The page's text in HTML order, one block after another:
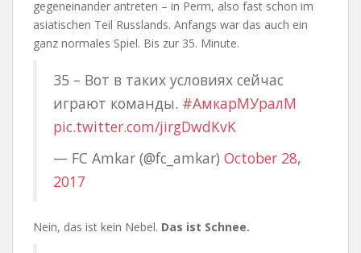
gegeneinander antreten – in Perm, also fast schon im
asiatischen Teil Russlands. Anfangs war das auch ein
ganz normales Spiel. Bis zur 35. Minute.
35 – Вот в таких условиях сейчас
играют команды. #АмкарМУралМ
pic.twitter.com/jirgDwdKvK
— FC Amkar (@fc_amkar) October 28,
2017
Nein, das ist kein Nebel. Das ist Schnee.